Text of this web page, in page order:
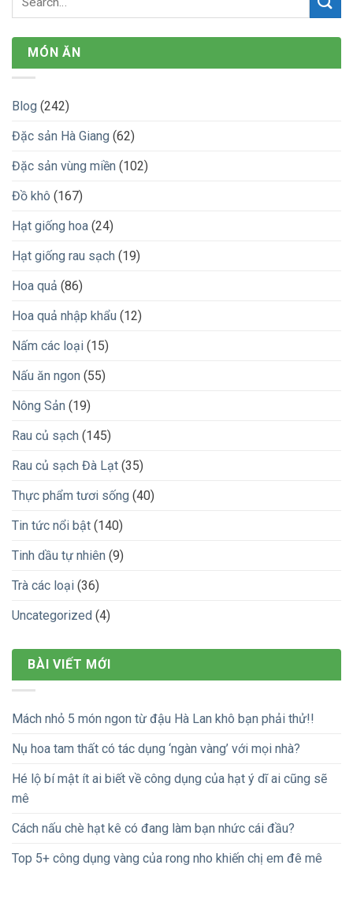
MÓN ĂN
Blog (242)
Đặc sản Hà Giang (62)
Đặc sản vùng miền (102)
Đồ khô (167)
Hạt giống hoa (24)
Hạt giống rau sạch (19)
Hoa quả (86)
Hoa quả nhập khẩu (12)
Nấm các loại (15)
Nấu ăn ngon (55)
Nông Sản (19)
Rau củ sạch (145)
Rau củ sạch Đà Lạt (35)
Thực phẩm tươi sống (40)
Tin tức nổi bật (140)
Tinh dầu tự nhiên (9)
Trà các loại (36)
Uncategorized (4)
BÀI VIẾT MỚI
Mách nhỏ 5 món ngon từ đậu Hà Lan khô bạn phải thử!!
Nụ hoa tam thất có tác dụng ‘ngàn vàng’ với mọi nhà?
Hé lộ bí mật ít ai biết về công dụng của hạt ý dĩ ai cũng sẽ
mê
Cách nấu chè hạt kê có đang làm bạn nhức cái đầu?
Top 5+ công dụng vàng của rong nho khiến chị em đê mê